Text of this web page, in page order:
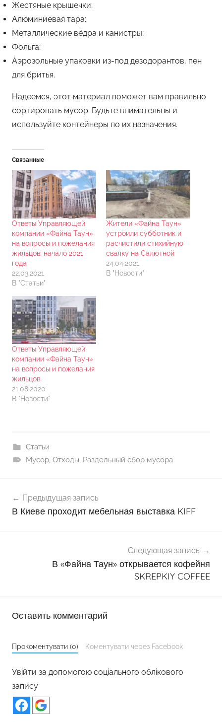
Жестяные крышечки;
Алюминиевая тара;
Металлические вёдра и канистры;
Фольга;
Аэрозольные упаковки из-под дезодорантов, пен
для бритья.
Надеемся, этот материал поможет вам правильно
сортировать мусор. Будьте внимательны и
используйте контейнеры по их назначения.
Связанные
Ответы Управляющей
компании «Файна Таун»
на вопросы и пожелания
жильцов: начало 2021
года
22.03.2021
В "Статьи"
Жители «Файна Таун»
устроили субботник и
расчистили стихийную
свалку на Салютной
24.04.2021
В "Новости"
Ответы Управляющей
компании «Файна Таун»
на вопросы и пожелания
жильцов
21.08.2020
В "Новости"
Статьи
Мусор, Отходы, Раздельный сбор мусора
по
Предыдущая запись
В Киеве проходит мебельная выставка KIFF
Следующая запись
В «Файна Таун» открывается кофейня
SKREPKIY COFFEE
Оставить комментарий
Прокоментувати (0) Коментувати через Facebook
Увійти за допомогою соціального облікового
запису